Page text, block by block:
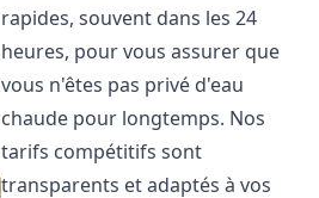
rapides, souvent dans les 24
heures, pour vous assurer que
vous n'êtes pas privé d'eau
chaude pour longtemps. Nos
tarifs compétitifs sont
transparents et adaptés à vos